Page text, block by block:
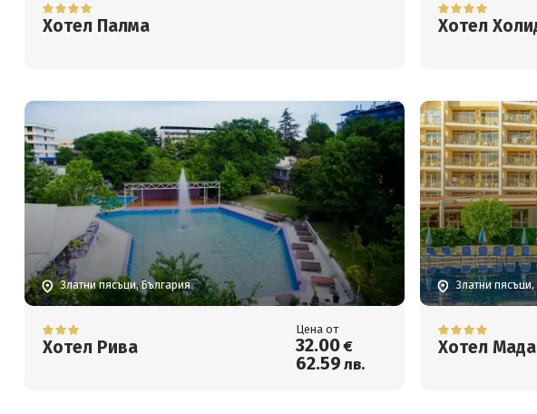
Хотел Палма Хотел
Златни пясъци, България
Хотел Рива
Цена от
32.00€
62.59лв.
Златни
Хотел